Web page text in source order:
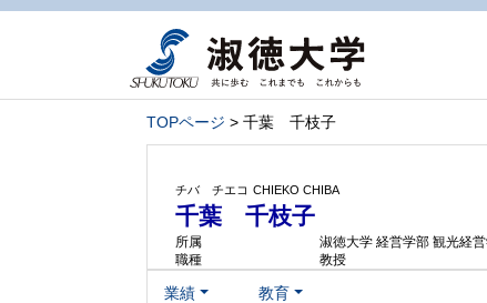
TOPページ > 千葉 千枝子
チバ チエコ CHIEKO CHIBA
千葉 千枝子
所属
淑徳大学 経営学部 観光経
職種
教授
業績 教育